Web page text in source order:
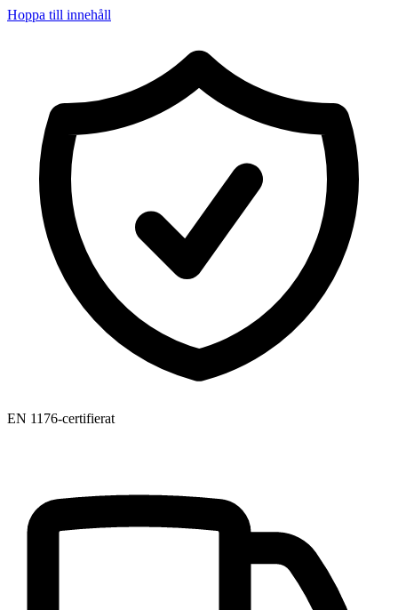
Hoppa till innehåll
EN 1176-certifierat